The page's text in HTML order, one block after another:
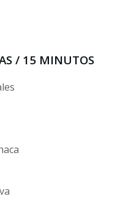
/ 15 MINUTOS